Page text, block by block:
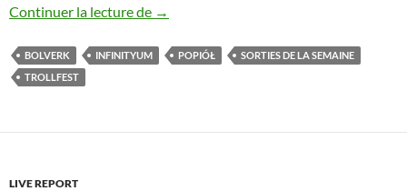
Continuer la lecture de Les sorties de la semaine [21/05-27/05/
→
BOLVERK INFINITYUM POPIÓŁ
SORTIES DE LA SEMAINE
TROLLFEST
LIVE REPORT